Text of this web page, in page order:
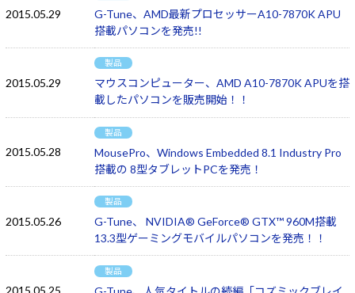
2015.05.29
G-Tune、AMD最新プロセッサーA10-7870K APU
搭載パソコンを発売!!
2015.05.29
製品
マウスコンピューター、AMD A10-7870K APUを搭
載したパソコンを販売開始！！
2015.05.28
製品
MousePro、Windows Embedded 8.1 Industry Pro
搭載の 8型タブレットPCを発売！
2015.05.26
製品
G-Tune、 NVIDIA® GeForce® GTX™ 960M搭載
13.3型ゲーミングモバイルパソコンを発売！！
2015.05.25
製品